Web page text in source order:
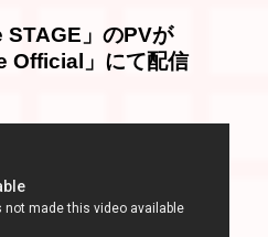
STAGE」のPVが
Official」にて配信